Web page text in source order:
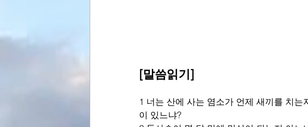
[말씀읽기]
1 너는 산에 사는 염소가 언제 새끼를 치
이 있느냐?